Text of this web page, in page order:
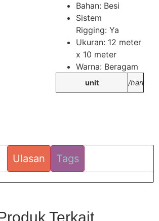
Bahan: Besi
Sistem
Rigging: Ya
Ukuran: 12 meter
x 10 meter
Warna: Beragam
unit /hari
Ulasan Tags
Terkait